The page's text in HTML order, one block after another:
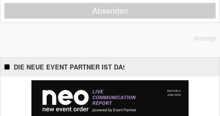
Absenden
Anzeige
DIE NEUE EVENT PARTNER IST DA!